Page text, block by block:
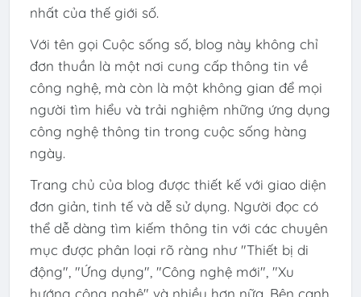
nhất của thế giới số.
Với tên gọi Cuộc sống số, blog này không chỉ
đơn thuần là một nơi cung cấp thông tin về
công nghệ, mà còn là một không gian để mọi
người tìm hiểu và trải nghiệm những ứng dụng
công nghệ thông tin trong cuộc sống hàng
ngày.
Trang chủ của blog được thiết kế với giao diện
đơn giản, tinh tế và dễ sử dụng. Người đọc có
thể dễ dàng tìm kiếm thông tin với các chuyên
mục được phân loại rõ ràng như "Thiết bị di
động", "Ứng dụng", "Công nghệ mới", "Xu